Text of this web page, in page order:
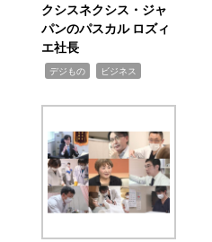
クシスネクシス・ジャ
パンのパスカル ロズィ
エ社長
デジもの ビジネス